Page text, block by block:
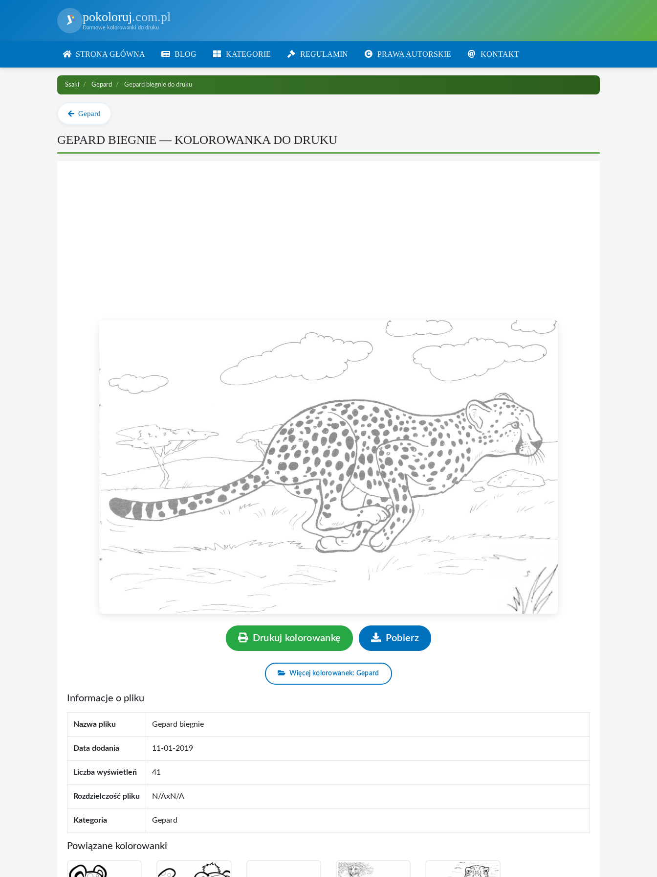
pokoloruj.com.pl
Darmowe kolorowanki do druku
STRONA GŁÓWNA BLOG KATEGORIE REGULAMIN PRAWA AUTORSKIE KONTAKT
Ssaki Gepard Gepard biegnie do druku
Gepard
GEPARD BIEGNIE — KOLOROWANKA DO DRUKU
Drukuj kolorowankę Pobierz
Więcej kolorowanek: Gepard
Informacje o pliku
Nazwa pliku Gepard biegnie
Data dodania 11-01-2019
Liczba wyświetleń 41
Rozdzielczość pliku N/AxN/A
Kategoria Gepard
Powiązane kolorowanki